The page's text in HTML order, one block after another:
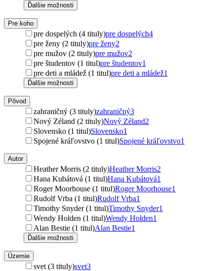
Ďalšie možnosti
Pre koho
pre dospelých (4 tituly)pre dospelých4
pre ženy (2 tituly)pre ženy2
pre mužov (2 tituly)pre mužov2
pre študentov (1 titul)pre študentov1
pre deti a mládež (1 titul)pre deti a mládež1
Ďalšie možnosti
Pôvod
zahraničný (3 tituly)zahraničný3
Nový Zéland (2 tituly)Nový Zéland2
Slovensko (1 titul)Slovensko1
Spojené kráľovstvo (1 titul)Spojené kráľovstvo1
Autor
Heather Morris (2 tituly)Heather Morris2
Hana Kubátová (1 titul)Hana Kubátová1
Roger Moorhouse (1 titul)Roger Moorhouse1
Rudolf Vrba (1 titul)Rudolf Vrba1
Timothy Snyder (1 titul)Timothy Snyder1
Wendy Holden (1 titul)Wendy Holden1
Alan Bestie (1 titul)Alan Bestie1
Ďalšie možnosti
Územie
svet (3 tituly)svet3